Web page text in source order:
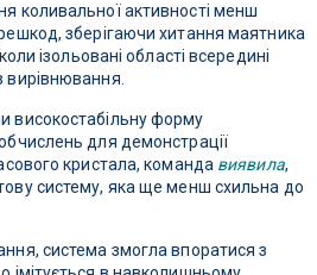
коливальної активності менш
зберігаючи хитання маятника
ізольовані області всередині
вирівнювання.
високостабільну форму
для демонстрації
кристала, команда виявила,
систему, яка ще менш схильна до
система змогла впоратися з